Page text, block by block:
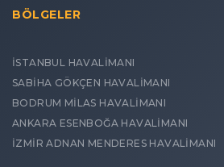
BÖLGELER
İSTANBUL HAVALİMANI
SABİHA GÖKÇEN HAVALİMANI
BODRUM MİLAS HAVALİMANI
ANKARA ESENBOĞA HAVALİMANI
İZMİR ADNAN MENDERES HAVALİMANI